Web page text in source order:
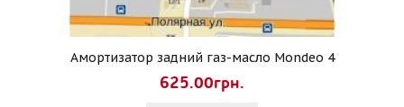
Амортизатор задний газ-масло Mondeo 4
625.00грн.